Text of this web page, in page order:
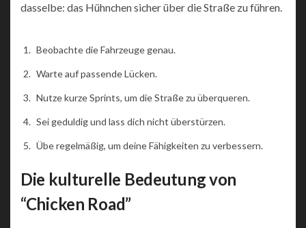
dasselbe: das Hühnchen sicher über die Straße zu führen.
Beobachte die Fahrzeuge genau.
Warte auf passende Lücken.
Nutze kurze Sprints, um die Straße zu überqueren.
Sei geduldig und lass dich nicht überstürzen.
Übe regelmäßig, um deine Fähigkeiten zu verbessern.
Die kulturelle Bedeutung von
“Chicken Road”